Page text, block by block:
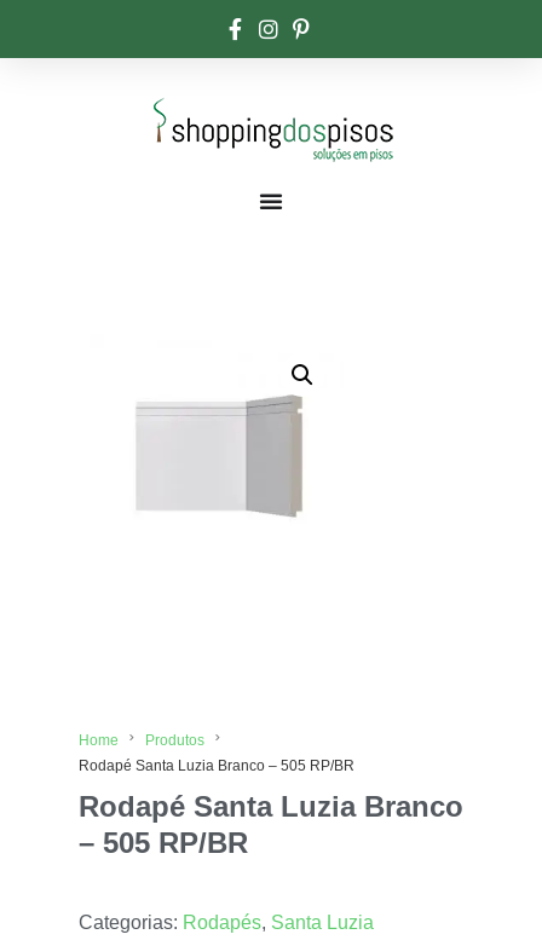
Home
Produtos
Rodapé Santa Luzia Branco – 505 RP/BR
Rodapé Santa Luzia Branco
– 505 RP/BR
Categorias: Rodapés, Santa Luzia